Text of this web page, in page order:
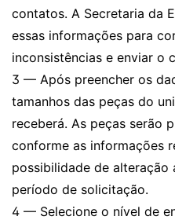
contatos. A Secretaria da
essas informações para
inconsistências e enviar o
3 — Após preencher os
tamanhos das peças do
receberá. As peças serão
conforme as informações
possibilidade de alteração
período de solicitação.
4 — Selecione o nível de